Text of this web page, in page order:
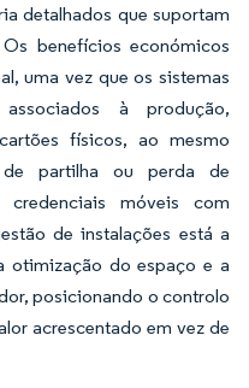
detalhados que suportam
benefícios económicos
uma vez que os sistemas
à produção,
físicos, ao mesmo
partilha ou perda de
móveis com
de instalações está a
otimização do espaço e a
posicionando o controlo
acrescentado em vez de